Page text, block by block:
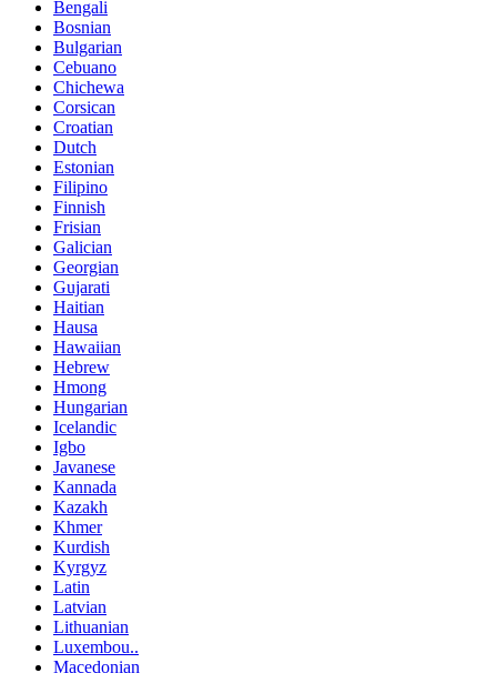
Bengali
Bosnian
Bulgarian
Cebuano
Chichewa
Corsican
Croatian
Dutch
Estonian
Filipino
Finnish
Frisian
Galician
Georgian
Gujarati
Haitian
Hausa
Hawaiian
Hebrew
Hmong
Hungarian
Icelandic
Igbo
Javanese
Kannada
Kazakh
Khmer
Kurdish
Kyrgyz
Latin
Latvian
Lithuanian
Luxembou..
Macedonian